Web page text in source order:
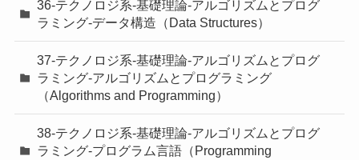
36-テクノロジ系-基礎理論-アルゴリズムとプログ
ラミング-データ構造（Data Structures）
37-テクノロジ系-基礎理論-アルゴリズムとプログ
ラミング-アルゴリズムとプログラミング
（Algorithms and Programming）
38-テクノロジ系-基礎理論-アルゴリズムとプログ
ラミング-プログラム言語（Programming